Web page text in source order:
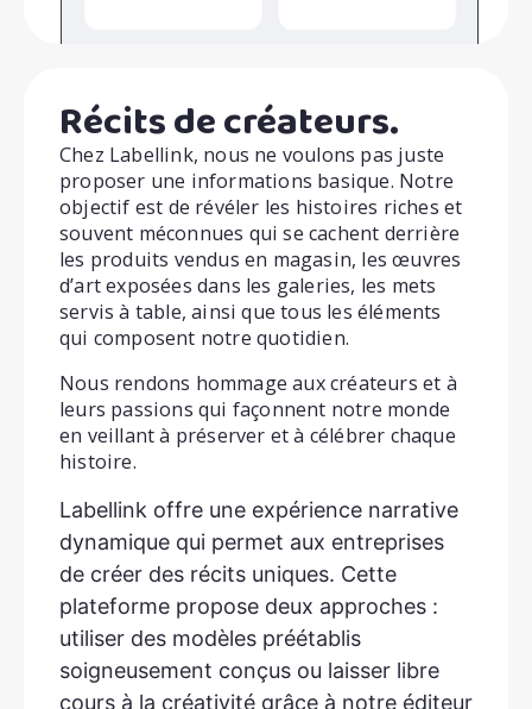
Récits de créateurs.
Chez Labellink, nous ne voulons pas juste
proposer une informations basique. Notre
objectif est de révéler les histoires riches et
souvent méconnues qui se cachent derrière
les produits vendus en magasin, les œuvres
d’art exposées dans les galeries, les mets
servis à table, ainsi que tous les éléments
qui composent notre quotidien.
Nous rendons hommage aux créateurs et à
leurs passions qui façonnent notre monde
en veillant à préserver et à célébrer chaque
histoire.
Labellink offre une expérience narrative
dynamique qui permet aux entreprises
de créer des récits uniques. Cette
plateforme propose deux approches :
utiliser des modèles préétablis
soigneusement conçus ou laisser libre
cours à la créativité grâce à notre éditeur